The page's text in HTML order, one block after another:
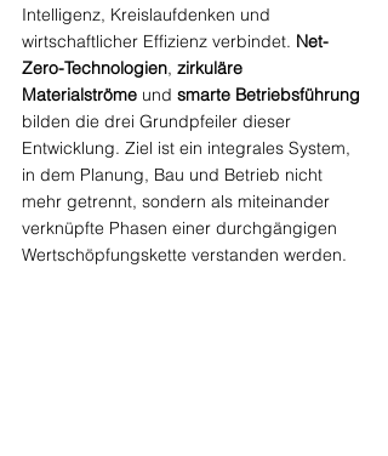
Intelligenz, Kreislaufdenken und
wirtschaftlicher Effizienz verbindet. Net-
Zero-Technologien, zirkuläre
Materialströme und smarte Betriebsführung
bilden die drei Grundpfeiler dieser
Entwicklung. Ziel ist ein integrales System,
in dem Planung, Bau und Betrieb nicht
mehr getrennt, sondern als miteinander
verknüpfte Phasen einer durchgängigen
Wertschöpfungskette verstanden werden.